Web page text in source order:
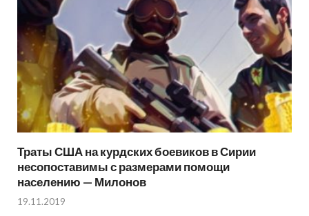
Траты США на курдских боевиков в Сирии
несопоставимы с размерами помощи
населению — Милонов
19.11.2019